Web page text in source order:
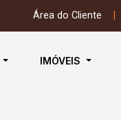
Área do Cliente
IMÓVEIS